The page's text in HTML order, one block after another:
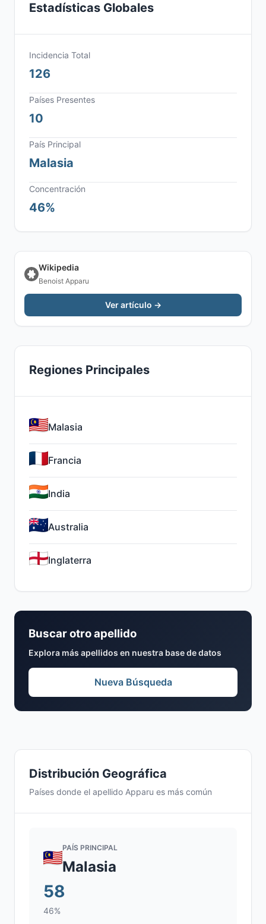
Distribución Geográfica
Países donde el apellido Apparu es más común
PAÍS PRINCIPAL
Malasia
58
46%
Estadísticas Globales
Incidencia Total
126
Países Presentes
10
País Principal
Malasia
Concentración
46%
Wikipedia
Benoist Apparu
Ver artículo →
Regiones Principales
Malasia
Francia
India
Australia
Inglaterra
Buscar otro apellido
Explora más apellidos en nuestra base de datos
Nueva Búsqueda